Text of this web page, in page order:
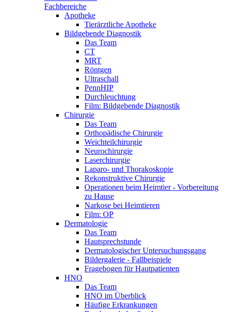
Fachbereiche
Apotheke
Tierärztliche Apotheke
Bildgebende Diagnostik
Das Team
CT
MRT
Röntgen
Ultraschall
PennHIP
Durchleuchtung
Film: Bildgebende Diagnostik
Chirurgie
Das Team
Orthopädische Chirurgie
Weichteilchirurgie
Neurochirurgie
Laserchirurgie
Laparo- und Thorakoskopie
Rekonstruktive Chirurgie
Operationen beim Heimtier - Vorbereitung
zu Hause
Narkose bei Heimtieren
Film: OP
Dermatologie
Das Team
Hautsprechstunde
Dermatologischer Untersuchungsgang
Bildergalerie - Fallbeispiele
Fragebogen für Hautpatienten
HNO
Das Team
HNO im Überblick
Häufige Erkrankungen